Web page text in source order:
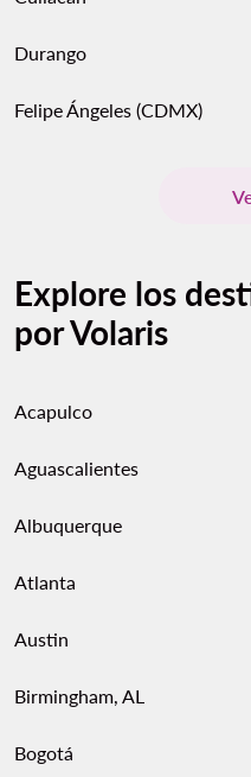
Durango
Felipe Ángeles (CDMX)
Explore los
por Volaris
Acapulco
Aguascalientes
Albuquerque
Atlanta
Austin
Birmingham, AL
Bogotá